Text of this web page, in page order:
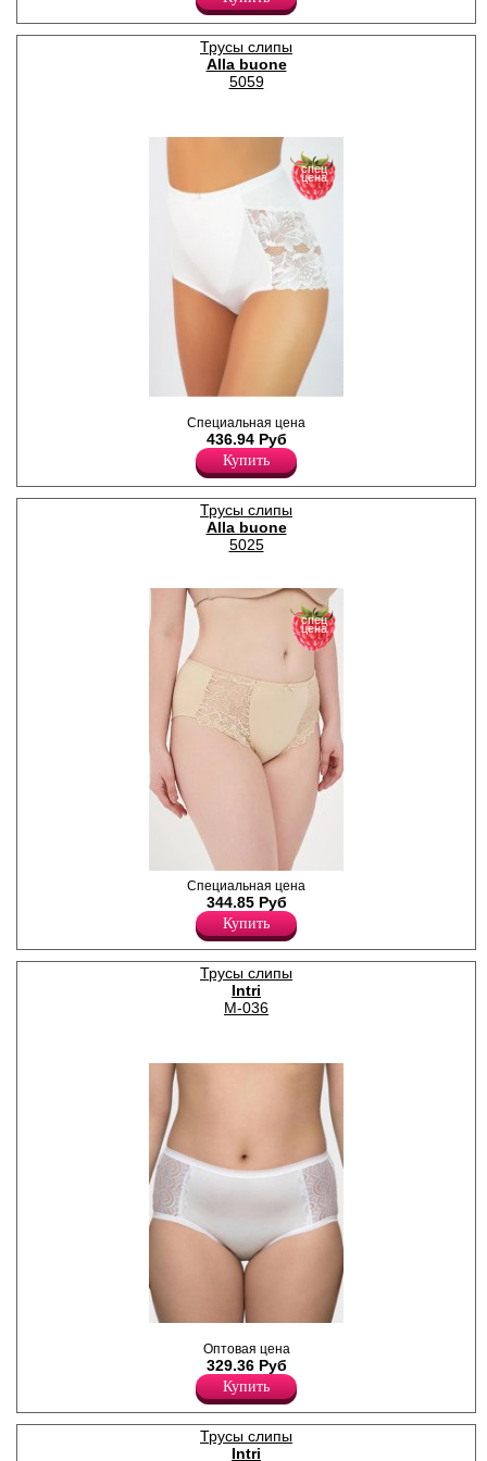
кружевом.
Лайкра 5%
Хлопок 95%Трусы слипы
Alla buone
5059
вставками по низу изделия
сзади, с плотной вставкой на
передней части,
поддерживающей талию.
Лайкра 5%
Хлопок 95%
спец
цена
Специальная цена
436.94 Руб
Купить
Трусы слипы
Alla buone
5025
Слипы классической
посадки, однотонные, с
кружевными вставками на
передней части изделия.
Лайкра 5%
Хлопок 95%
спец
цена
Специальная цена
344.85 Руб
Купить
Трусы слипы
Intri
M-036
декоративными резинками
по поясу и ножке, на
передней части
вертикальные вставки из
кружева по бокам и бантик в
центре.
Лайкра 8%
Оптовая цена
329.36 Руб
Купить
Трусы слипы
Intri